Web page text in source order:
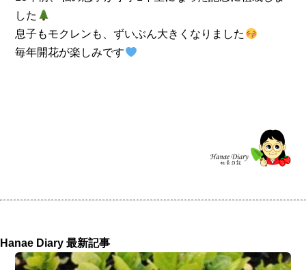
した
息子もモクレンも、ずいぶん大きくなりました
毎年開花が楽しみです
Hanae Diary 最新記事